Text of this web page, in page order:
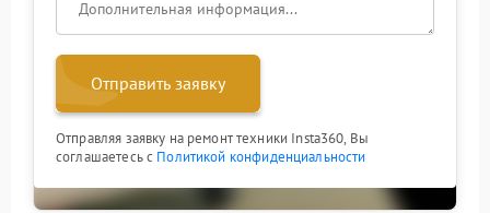
Отправить заявку
Отправляя заявку на ремонт техники Insta360, Вы
соглашаетесь с Политикой конфиденциальности